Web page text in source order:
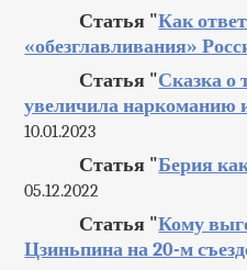
Статья "Как
«обезглавливания»
Статья "Сказка о
увеличила наркоманию
10.01.2023
Статья "Берия
05.12.2022
Статья "Кому
Цзиньпина на 20-м